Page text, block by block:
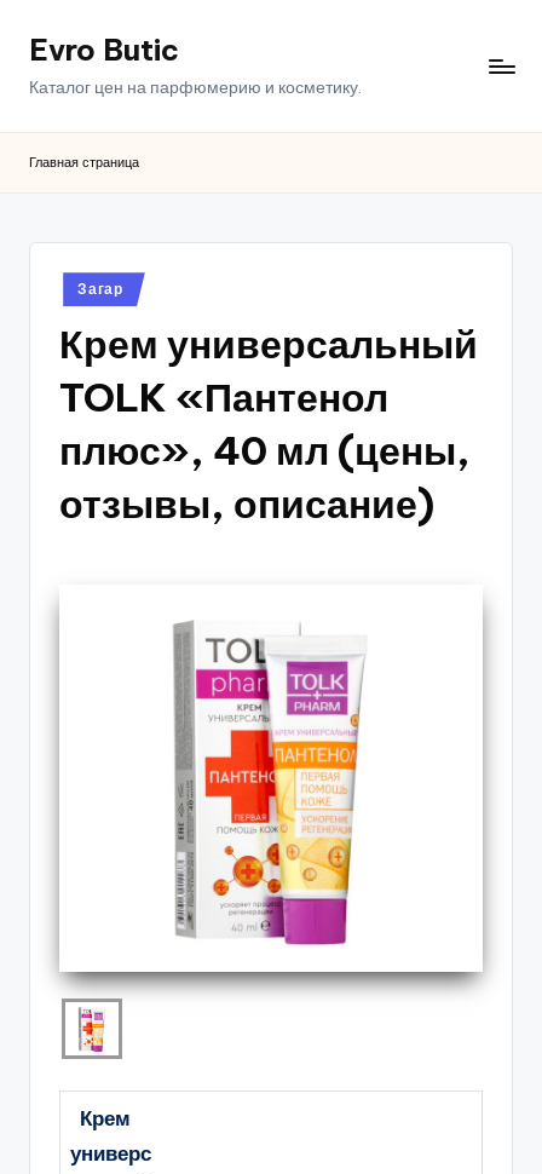
ПерейтиEvro Butic
Каталог цен на парфюмерию и косметику.
Главная страница
Опубликовано
в
Загар
Крем универсальный
TOLK «Пантенол
плюс», 40 мл (цены,
отзывы, описание)
Крем
универс